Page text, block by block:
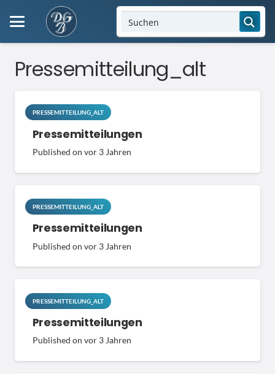
Pressemitteilung_alt
PRESSEMITTEILUNG_ALT
Pressemitteilungen
Published on vor 3 Jahren
PRESSEMITTEILUNG_ALT
Pressemitteilungen
Published on vor 3 Jahren
PRESSEMITTEILUNG_ALT
Pressemitteilungen
Published on vor 3 Jahren